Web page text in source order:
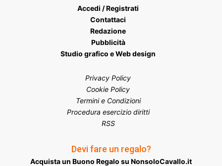
Accedi / Registrati
Contattaci
Redazione
Pubblicità
Studio grafico e Web design
Privacy Policy
Cookie Policy
Termini e Condizioni
Procedura esercizio diritti
RSS
Devi fare un regalo?
Acquista un Buono Regalo su NonsoloCavallo.it